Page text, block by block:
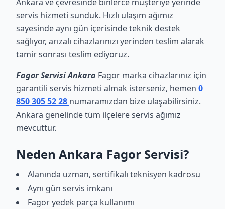
servis hizmeti sunduk. Hızlı ulaşım ağımız
sayesinde aynı gün içerisinde teknik destek
sağlıyor, arızalı cihazlarınızı yerinden teslim alarak
tamir sonrası teslim ediyoruz.
Fagor Servisi Ankara Fagor marka cihazlarınız için
garantili servis hizmeti almak isterseniz, hemen 0
850 305 52 28 numaramızdan bize ulaşabilirsiniz.
Ankara genelinde tüm ilçelere servis ağımız
mevcuttur.
Neden Ankara Fagor Servisi?
Alanında uzman, sertifikalı teknisyen kadrosu
Aynı gün servis imkanı
Fagor yedek parça kullanımı